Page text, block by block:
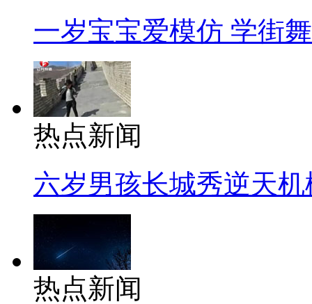
一岁宝宝爱模仿 学街
热点新闻
六岁男孩长城秀逆天机
热点新闻